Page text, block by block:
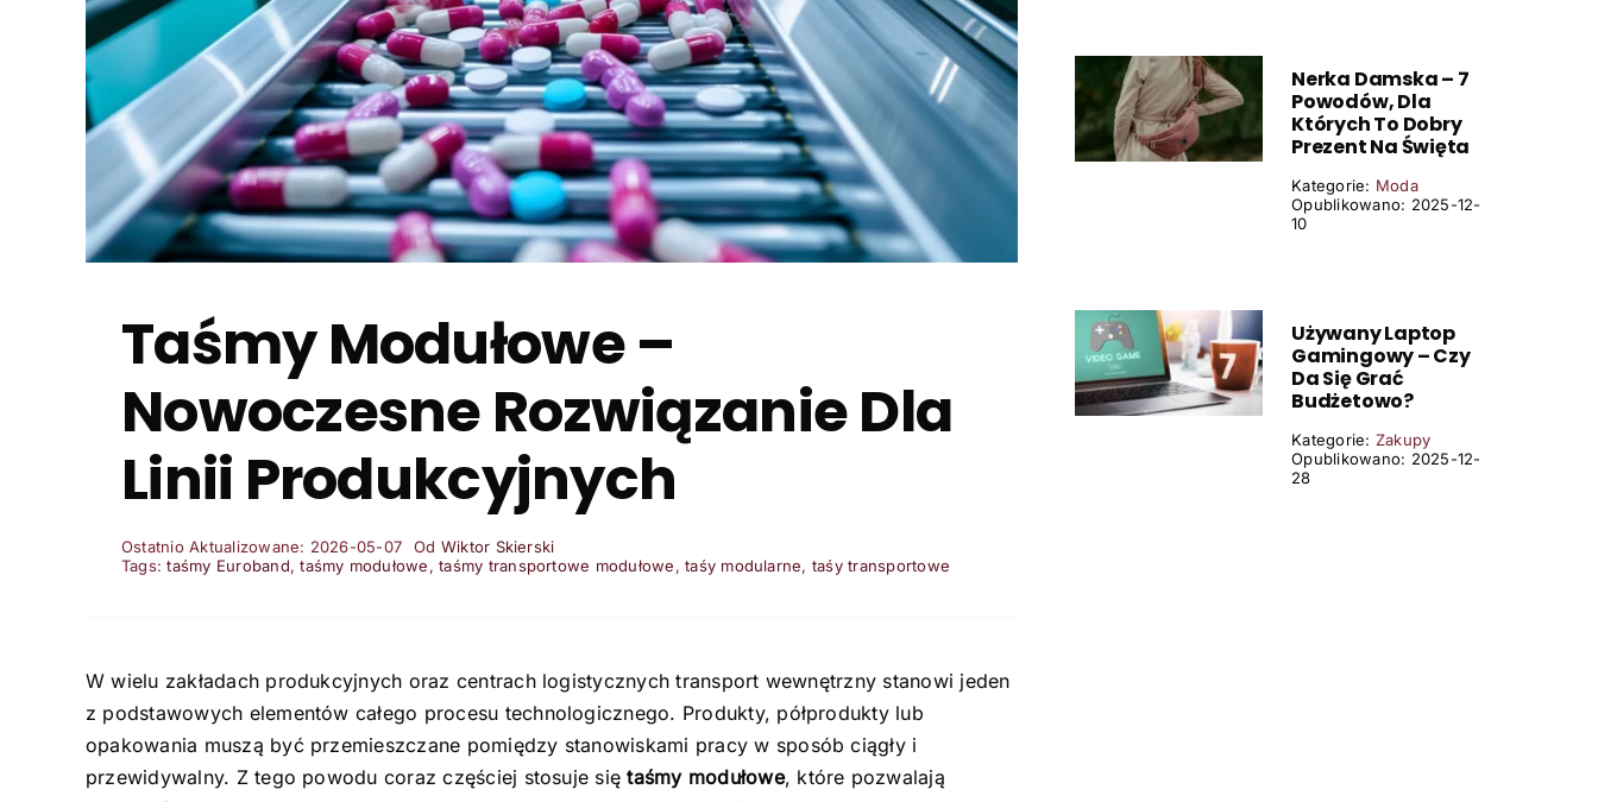
Taśmy Modułowe –
Nowoczesne Rozwiązanie Dla
Linii Produkcyjnych
Ostatnio Aktualizowane: 2026-05-07 Od Wiktor Skierski
Tags:taśmy Euroband,taśmy modułowe,taśmy transportowe modułowe,taśy modularne, taśy transportowe
W wielu zakładach produkcyjnych oraz centrach logistycznych transport wewnętrzny stanowi jeden
z podstawowych elementów całego procesu technologicznego. Produkty, półprodukty lub
opakowania muszą być przemieszczane pomiędzy stanowiskami pracy w sposób ciągły i
przewidywalny. Z tego powodu coraz częściej stosuje siętaśmy modułowe, które pozwalają
Nerka Damska – 7
Powodów, Dla
Których To Dobry
Prezent Na Święta
Kategorie: Moda
Opublikowano: 2025-12-
10
Używany Laptop
Gamingowy – Czy
Da Się Grać
Budżetowo?
Kategorie: Zakupy
Opublikowano: 2025-12-
28